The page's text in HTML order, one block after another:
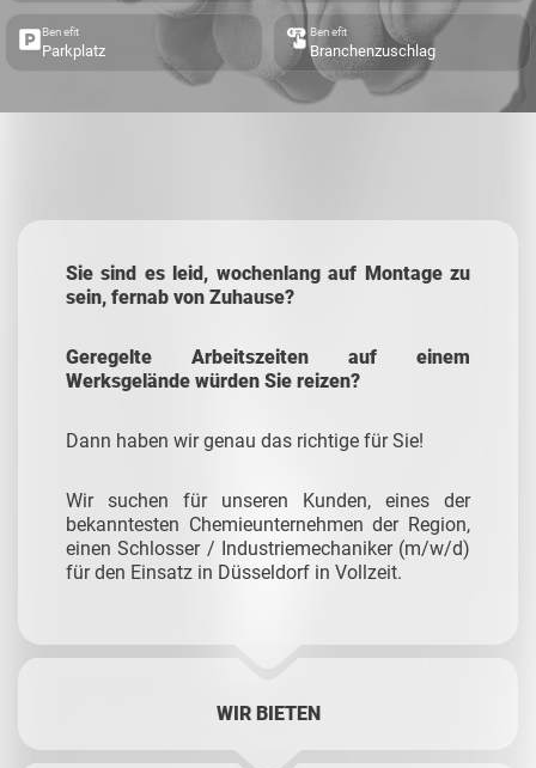
Benefit
Parkplatz
Benefit
Branchenzuschlag
Sie sind es leid, wochenlang auf Montage zu
sein, fernab von Zuhause?
Geregelte Arbeitszeiten auf einem
Werksgelände würden Sie reizen?
Dann haben wir genau das richtige für Sie!
Wir suchen für unseren Kunden, eines der
bekanntesten Chemieunternehmen der Region,
einen Schlosser / Industriemechaniker (m/w/d)
für den Einsatz in Düsseldorf in Vollzeit.
WIR BIETEN